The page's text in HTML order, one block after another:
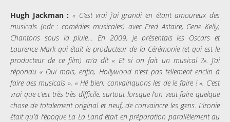
Hugh Jackman : « C’est vrai j’ai grandi en étant amoureux des
musicals (ndr : comédies musicales) avec Fred Astaire, Gene Kelly,
Chantons sous la pluie… En 2009, je présentais les Oscars et
Laurence Mark qui était le producteur de la Cérémonie (et qui est le
producteur de ce film) m’a dit « Et si on fait un musical ?». J’ai
répondu « Oui mais, enfin, Hollywood n’est pas tellement enclin à
faire des musicals », « Hé bien, convainquons les de le faire ! ». C’est
vrai que c’est très très difficile, surtout lorsque l’on veut faire quelque
chose de totalement original et neuf, de convaincre les gens. L’ironie
était qu’à l’époque La La Land était en préparation parallèlement au